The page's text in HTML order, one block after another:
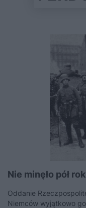
Nie minęło pół
Oddanie
Niemców wyjątkowo